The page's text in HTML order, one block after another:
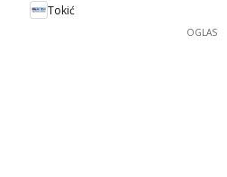
Tokić
OGLAS